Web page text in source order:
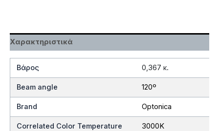
Χαρακτηριστικά
Βάρος 0,367 κ.
Beam angle 120º
Brand Optonica
Correlated Color Temperature 3000K